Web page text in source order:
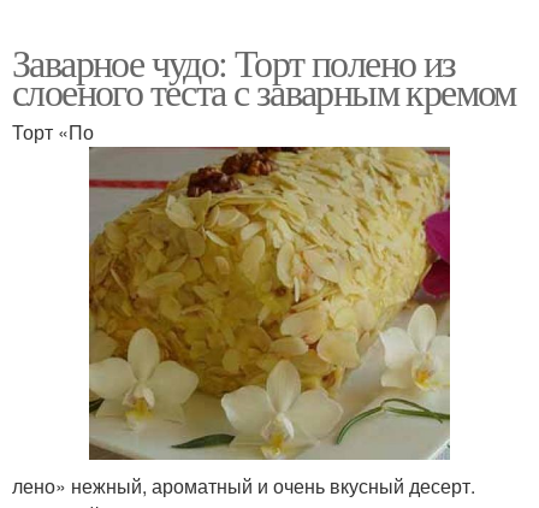
Заварное чудо: Торт полено из
слоеного теста с заварным кремом
Торт «По
лено» нежный, ароматный и очень вкусный десерт.